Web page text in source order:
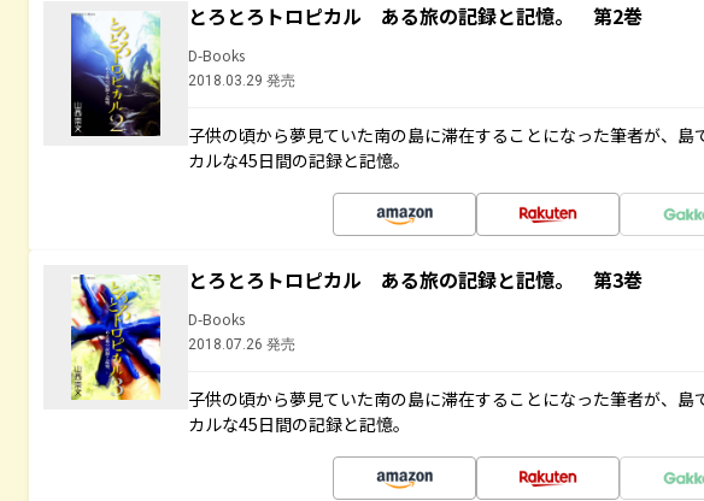
とろとろトロピカル ある旅の記録と記憶。 第2巻
D-Books
2018.03.29 発売
子供の頃から夢見ていた南の島に滞在することになった筆者が、島
カルな45日間の記録と記憶。
とろとろトロピカル ある旅の記録と記憶。 第3巻
D-Books
2018.07.26 発売
子供の頃から夢見ていた南の島に滞在することになった筆者が、島
カルな45日間の記録と記憶。